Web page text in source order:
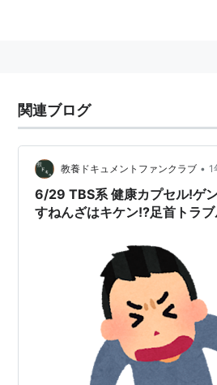
関連ブログ
教養ドキュメントファンクラブ • 1
6/29 TBS系 健康カプセル!ゲ
すねんざはキケン!?足首トラブ